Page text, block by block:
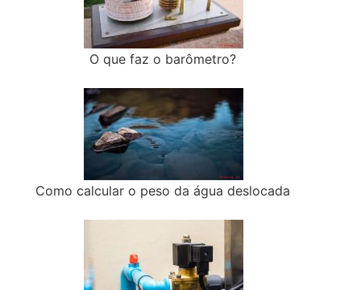
O que faz o barômetro?
Como calcular o peso da água deslocada